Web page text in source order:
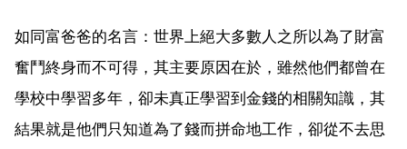
如同富爸爸的名言：世界上絕大多數人之所以為了財富
奮鬥終身而不可得，其主要原因在於，雖然他們都曾在
學校中學習多年，卻未真正學習到金錢的相關知識，其
結果就是他們只知道為了錢而拼命地工作，卻從不去思